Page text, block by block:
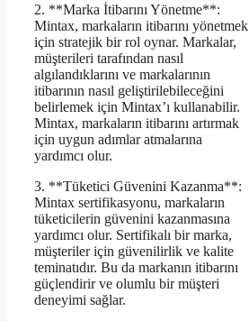
2. **Marka İtibarını Yönetme**:
Mintax, markaların itibarını yönetmek
için stratejik bir rol oynar. Markalar,
müşterileri tarafından nasıl
algılandıklarını ve markalarının
itibarının nasıl geliştirilebileceğini
belirlemek için Mintax’ı kullanabilir.
Mintax, markaların itibarını artırmak
için uygun adımlar atmalarına
yardımcı olur.
3. **Tüketici Güvenini Kazanma**:
Mintax sertifikasyonu, markaların
tüketicilerin güvenini kazanmasına
yardımcı olur. Sertifikalı bir marka,
müşteriler için güvenilirlik ve kalite
teminatıdır. Bu da markanın itibarını
güçlendirir ve olumlu bir müşteri
deneyimi sağlar.